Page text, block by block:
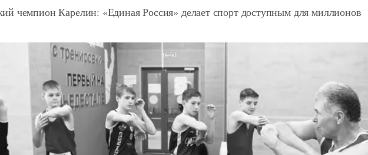
чемпион Карелин: «Единая Россия» делает спорт доступным для миллионов